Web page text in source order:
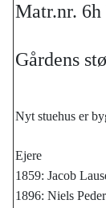
Matr.nr. 6h
Gårdens
Nyt stuehus er
Ejere
1859: Jacob
1896: Niels